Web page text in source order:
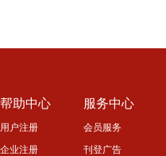
帮助中心
用户注册
企业注册
服务中心
会员服务
刊登广告